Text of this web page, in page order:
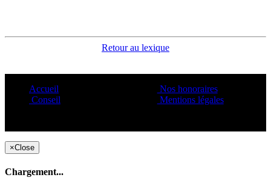
Retour au lexique
Accueil
Conseil
Nos honoraires
Mentions légales
×Close
Chargement...